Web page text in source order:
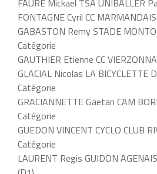
FAURE Mickael TSA UNIBALLER
FONTAGNE Cyril CC
GABASTON Remy STADE
Catégorie
GAUTHIER Etienne CC
GLACIAL Nicolas LA BICYCLETTE
Catégorie
GRACIANNETTE Gaetan CAM
Catégorie
GUEDON VINCENT CYCLO CLUB
Catégorie
LAURENT Regis GUIDON